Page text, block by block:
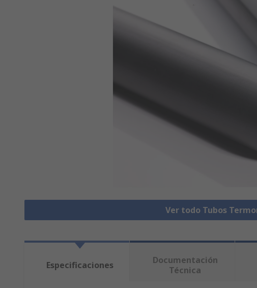
Ver todo Tubos
Especificaciones
Documentación
Técnica